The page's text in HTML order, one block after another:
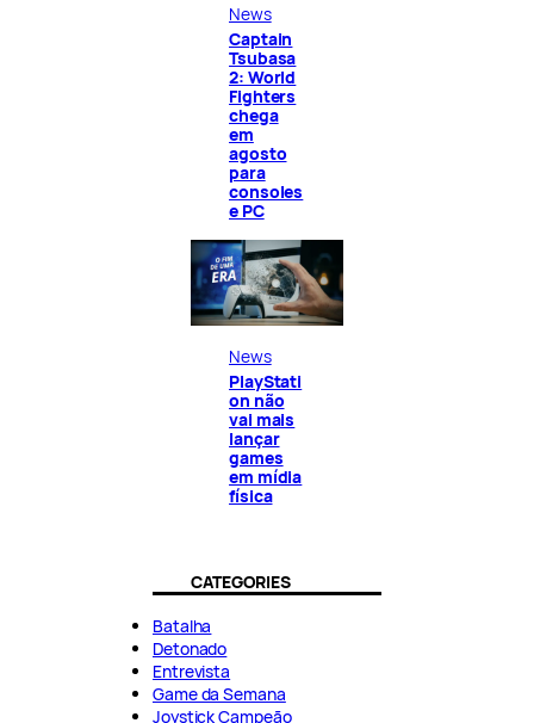
News
Captain
Tsubasa
2: World
Fighters
chega
em
agosto
para
consoles
e PC
News
PlayStati
on não
vai mais
lançar
games
em mídia
física
CATEGORIES
Batalha
Detonado
Entrevista
Game da Semana
Joystick Campeão